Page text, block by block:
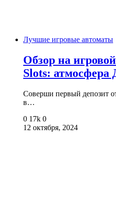
Лучшие игровые автоматы
Обзор на
Slots: атмосфера
Соверши первый депозит
в…
0 17k 0
12 октября, 2024